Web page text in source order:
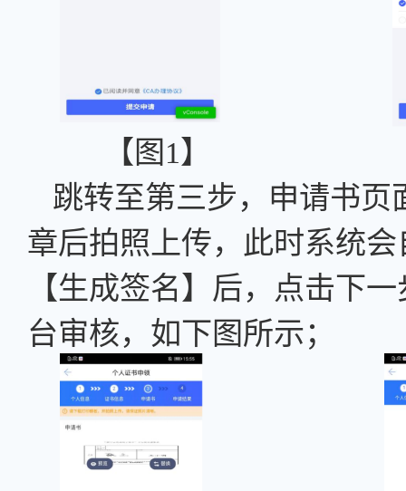
【图 1】
跳转至第三步，申请书
章后拍照上传，此时系统
【生成签名】后，点击下
台审核，如下图所示；